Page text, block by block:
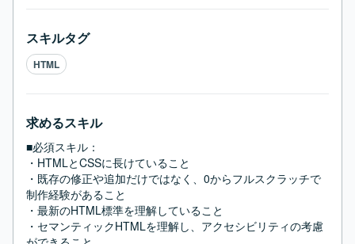
スキルタグ
HTML
求めるスキル
■必須スキル：
・HTMLとCSSに長けていること
・既存の修正や追加だけではなく、0からフルスクラッチで
制作経験があること
・最新のHTML標準を理解していること
・セマンティックHTMLを理解し、アクセシビリティの考慮